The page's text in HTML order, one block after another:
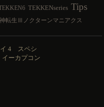
TEKKENseries Tips
転生Ⅲノクターンマニアクス